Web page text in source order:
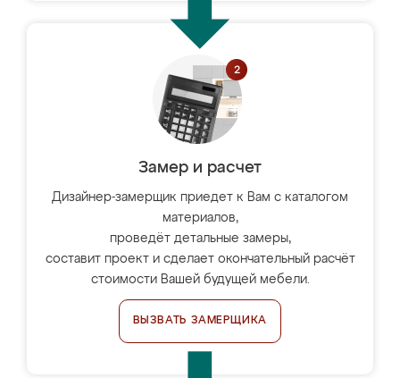
Замер и расчет
Дизайнер-замерщик приедет к Вам с каталогом
материалов,
проведёт детальные замеры,
составит проект и сделает окончательный расчёт
стоимости Вашей будущей мебели.
ВЫЗВАТЬ ЗАМЕРЩИКА